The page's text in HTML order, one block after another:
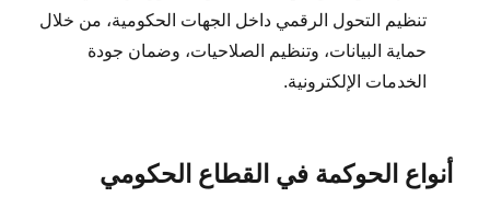
تنظيم التحول الرقمي داخل الجهات الحكومية، من خلال
حماية البيانات، وتنظيم الصلاحيات، وضمان جودة
الخدمات الإلكترونية.
أنواع الحوكمة في القطاع الحكومي